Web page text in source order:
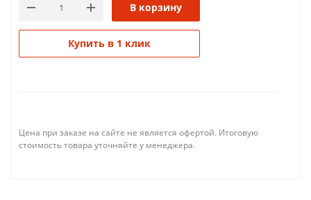
В корзину
Купить в 1 клик
Цена при заказе на сайте не является офертой. Итоговую
стоимость товара уточняйте у менеджера.